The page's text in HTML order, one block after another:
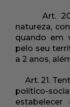
Art. 20.
natureza,
quando em
pelo seu
a 2 anos,
Art. 21.
político-